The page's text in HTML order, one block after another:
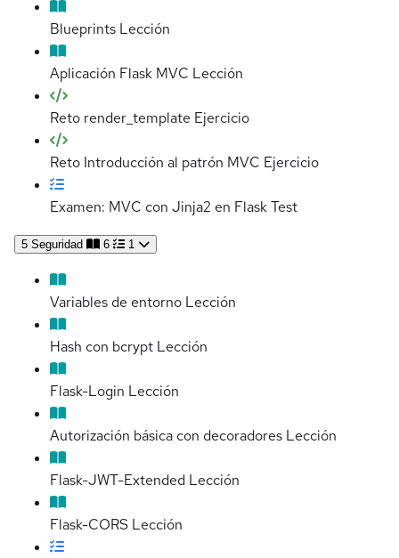
Blueprints Lección
Aplicación Flask MVC Lección
Reto render_template Ejercicio
Reto Introducción al patrón MVC Ejercicio
Examen: MVC con Jinja2 en FlaskTest
5 Seguridad 6 1
Variables de entorno Lección
Hash con bcrypt Lección
Flask-Login Lección
Autorización básica con decoradores Lección
Flask-JWT-Extended Lección
Flask-CORS Lección